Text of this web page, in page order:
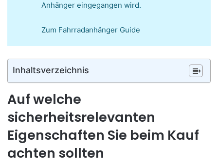
Anhänger eingegangen wird.
Zum Fahrradanhänger Guide
Inhaltsverzeichnis
Auf welche
sicherheitsrelevanten
Eigenschaften Sie beim Kauf
achten sollten